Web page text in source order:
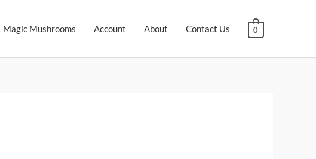
Magic Mushrooms Account About Contact Us 0